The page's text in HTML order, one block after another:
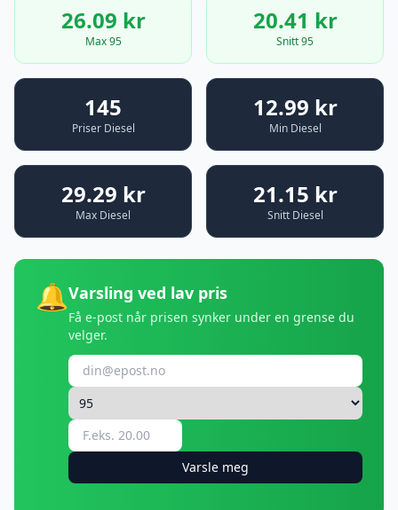
26.09 kr
Max 95
20.41 kr
Snitt 95
145
Priser Diesel
12.99 kr
Min Diesel
29.29 kr
Max Diesel
21.15 kr
Snitt Diesel
🔔Varsling ved lav pris
Få e-post når prisen synker under en grense du
velger.
Varsle meg